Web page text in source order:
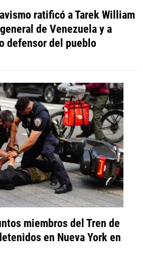
ratificó a Tarek William
de Venezuela y a
defensor del pueblo
miembros del Tren de
en Nueva York en